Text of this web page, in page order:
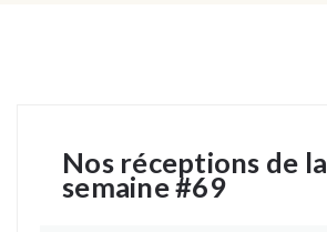
Nos réceptions de la
semaine #69